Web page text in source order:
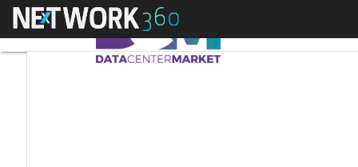
Menú «Abriremos